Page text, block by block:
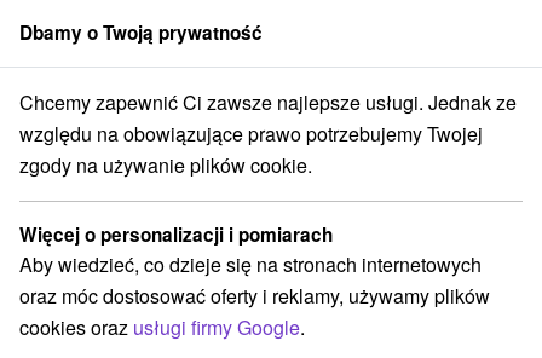
członek grupySorger
kraj Štrbské Pleso Túra na Jamské Pleso zo Štrbského Plesa
Túra na Jamské Pleso zo
Štrbského Plesa
Przejdź do
Opinii Google
Dbamy o Twoją prywatność
Chcemy zapewnić Ci zawsze najlepsze usługi. Jednak ze
względu na obowiązujące prawo potrzebujemy Twojej
zgody na używanie plików cookie.
Więcej o personalizacji i pomiarach
Aby wiedzieć, co dzieje się na stronach internetowych
oraz móc dostosować oferty i reklamy, używamy plików
cookies oraz usługi firmy Google.